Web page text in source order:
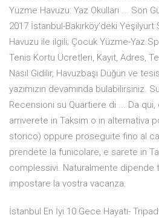
Yüzme Havuzu: Yaz Okulları ... Son
2017 İstanbul-Bakırköy‘deki
Havuzu ile ilgili; Çocuk Yüzme-Yaz
Tenis Kortu Ücretleri, Kayıt, Adres,
Nasıl Gidilir, Havuzbaşı Düğün ve
yazımızın devamında bulabilirsiniz.
Recensioni su Quartiere di ... Da
arriverete in Taksim o in alternativa
storico) oppure proseguite fino al
prendete la funicolare, e sarete in
complessivi. Naturalmente
impostare la vostra vacanza.
İstanbul En İyi 10 Gece Hayatı-